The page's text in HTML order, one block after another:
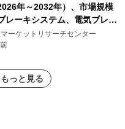
年～2032年）、市場規模
レーキシステム、電気ブレー
ム、その他）・分析レポート
ーケットリサーチセンター
っと見る